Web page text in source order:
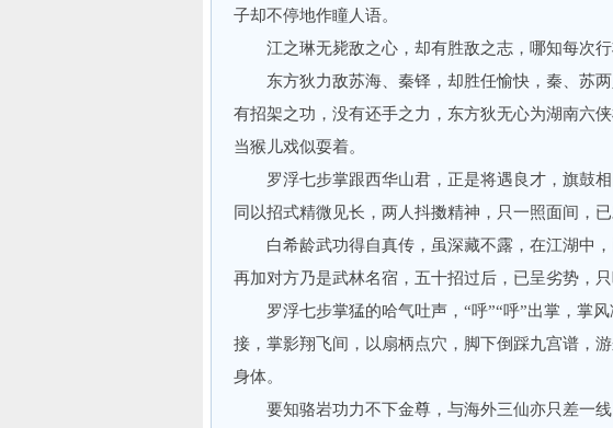
子却不停地作瞳人语。
江之琳无毙敌之心，却有胜敌之志，哪知每次行
东方狄力敌苏海、秦铎，却胜任愉快，秦、苏两
有招架之功，没有还手之力，东方狄无心为湖南六
当猴儿戏似耍着。
罗浮七步掌跟西华山君，正是将遇良才，旗鼓相
同以招式精微见长，两人抖擞精神，只一照面间，已
白希龄武功得自真传，虽深藏不露，在江湖中，
再加对方乃是武林名宿，五十招过后，已呈劣势，
罗浮七步掌猛的哈气吐声，“呼”“呼”出掌，掌风
接，掌影翔飞间，以扇柄点穴，脚下倒踩九宫谱，
身体。
要知骆岩功力不下金尊，与海外三仙亦只差一线